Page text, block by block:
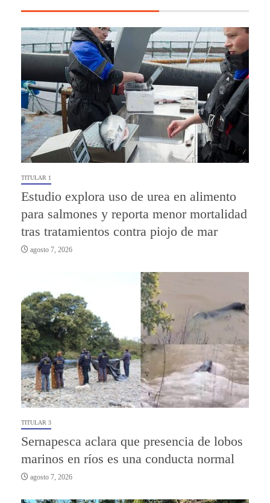
TITULAR 1
Estudio explora uso de urea en alimento
para salmones y reporta menor mortalidad
tras tratamientos contra piojo de mar
agosto 7, 2026
TITULAR 3
Sernapesca aclara que presencia de lobos
marinos en ríos es una conducta normal
agosto 7, 2026